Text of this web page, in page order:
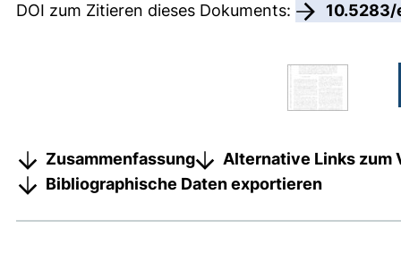
DOI zum Zitieren dieses Dokuments:
10.5283/
Zusammenfassung
Alternative Links zum
Bibliographische Daten exportieren